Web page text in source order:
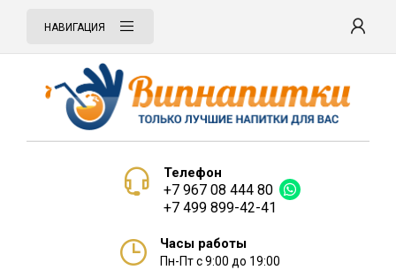
НАВИГАЦИЯ
Телефон
+7 967 08 444 80
+7 499 899-42-41
Часы работы
Пн-Пт с 9:00 до 19:00